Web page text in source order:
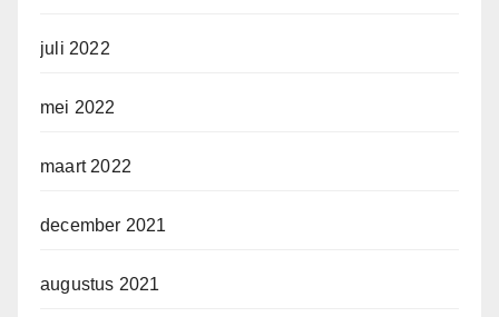
juli 2022
mei 2022
maart 2022
december 2021
augustus 2021